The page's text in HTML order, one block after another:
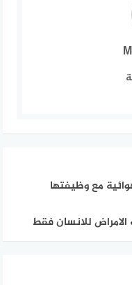
مع وظيفتها
للانسان فقط